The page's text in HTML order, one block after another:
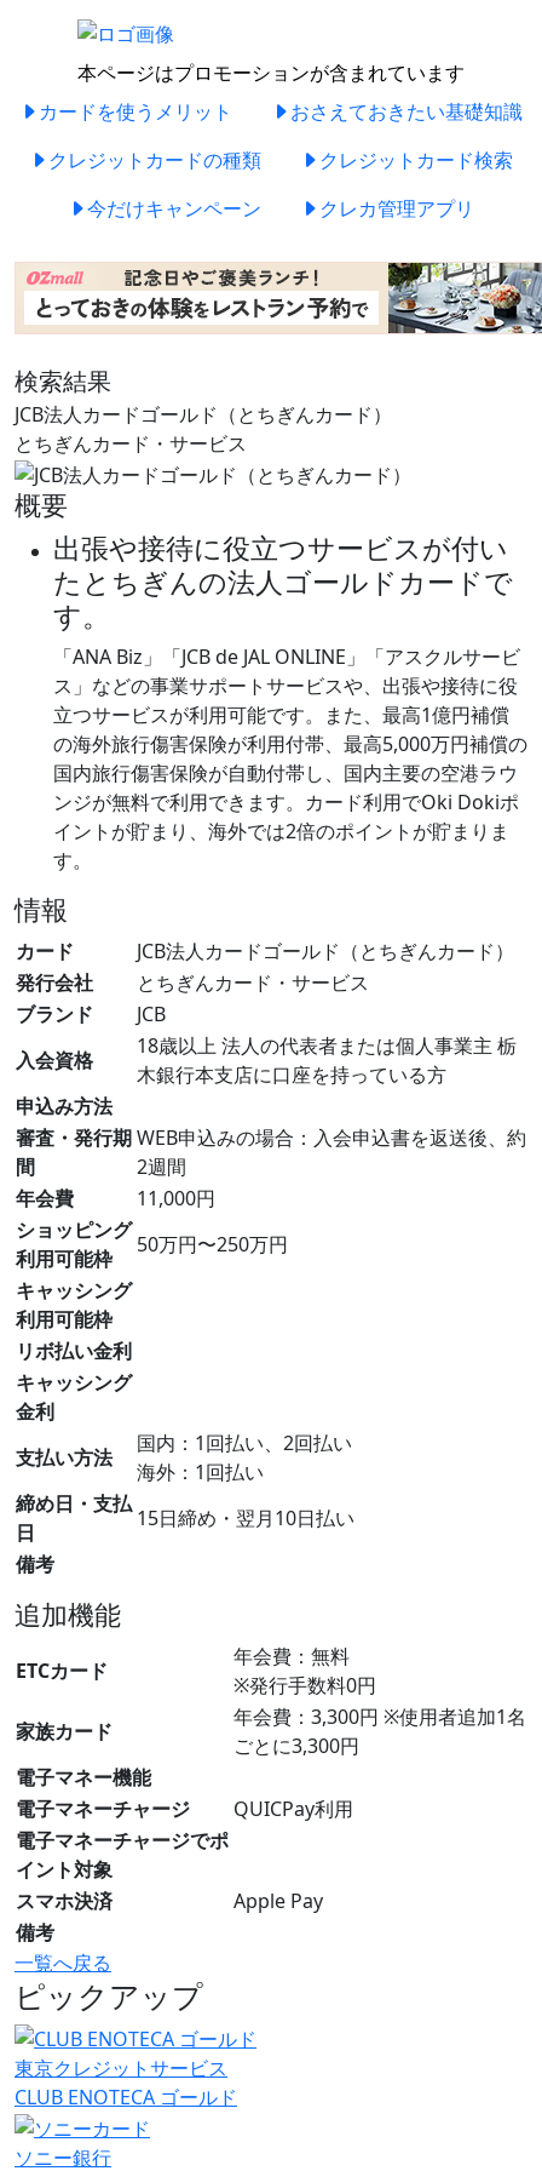
本ページはプロモーションが含まれています
カードを使うメリット
おさえておきたい基礎知識
クレジットカードの種類
クレジットカード検索
今だけキャンペーン
クレカ管理アプリ
検索結果
JCB法人カードゴールド（とちぎんカード）
とちぎんカード・サービス
概要
出張や接待に役立つサービスが付い
たとちぎんの法人ゴールドカードで
す。
「ANA Biz」「JCB de JAL ONLINE」「アスクルサービ
ス」などの事業サポートサービスや、出張や接待に役
立つサービスが利用可能です。また、最高1億円補償
の海外旅行傷害保険が利用付帯、最高5,000万円補償の
国内旅行傷害保険が自動付帯し、国内主要の空港ラウ
ンジが無料で利用できます。カード利用でOki Dokiポ
イントが貯まり、海外では2倍のポイントが貯まりま
す。
情報
カード
JCB法人カードゴールド（とちぎんカード）
発行会社
とちぎんカード・サービス
ブランド
JCB
入会資格
18歳以上 法人の代表者または個人事業主 栃
木銀行本支店に口座を持っている方
申込み方法
審査・発行期
間
WEB申込みの場合：入会申込書を返送後、約
2週間
年会費
11,000円
ショッピング
利用可能枠
50万円〜250万円
キャッシング
利用可能枠
リボ払い金利
キャッシング
金利
支払い方法
国内：1回払い、2回払い
海外：1回払い
締め日・支払
日
15日締め・翌月10日払い
備考
追加機能
ETCカード
年会費：無料
※発行手数料0円
家族カード
年会費：3,300円 ※使用者追加1名
ごとに3,300円
電子マネー機能
電子マネーチャージ
QUICPay利用
電子マネーチャージでポ
イント対象
スマホ決済
Apple Pay
備考
一覧へ戻る
ピックアップ
東京クレジットサービス
CLUB ENOTECA ゴールド
ソニー銀行